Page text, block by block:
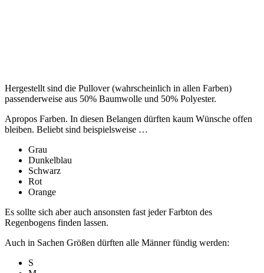
Hergestellt sind die Pullover (wahrscheinlich in allen Farben)
passenderweise aus 50% Baumwolle und 50% Polyester.
Apropos Farben. In diesen Belangen dürften kaum Wünsche offen
bleiben. Beliebt sind beispielsweise …
Grau
Dunkelblau
Schwarz
Rot
Orange
Es sollte sich aber auch ansonsten fast jeder Farbton des
Regenbogens finden lassen.
Auch in Sachen Größen dürften alle Männer fündig werden:
S